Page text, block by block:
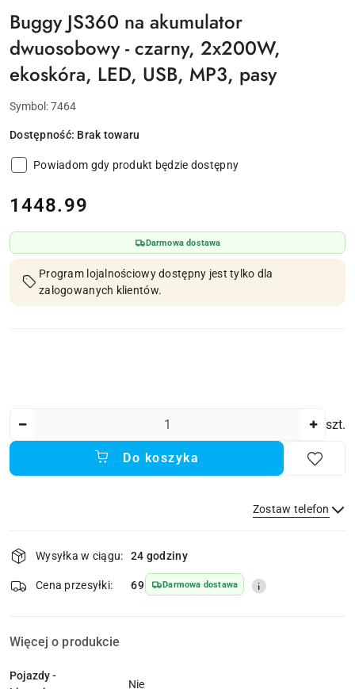
Buggy JS360 na akumulator
dwuosobowy - czarny, 2x200W,
ekoskóra, LED, USB, MP3, pasy
Symbol:7464
Dostępność: Brak towaru
Powiadom gdy produkt będzie dostępny
cena:
1448.99
Darmowa dostawa
Program lojalnościowy dostępny jest tylko dla
zalogowanych klientów.
szt.
Do koszyka
Zostaw telefon
Wyślij
Dostępność
i
dostawa
Wysyłka w ciągu: 24 godziny
Cena przesyłki: 69 Darmowa dostawa
Więcej o produkcie
Pojazdy -
Nie